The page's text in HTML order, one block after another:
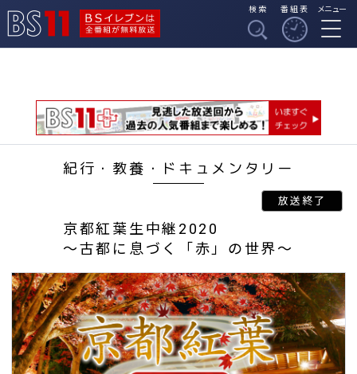
BSイレブンは全番組
検索 番組表 メニュー
紀行・教養・ドキュメンタリー
京都紅葉生中継2020
～古都に息づく「赤」の世界～